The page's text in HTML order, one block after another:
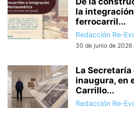
la
ferrocarril...
Redacción Re-
30 de junio de 2026
La
inaugura, en
Carrillo...
Redacción Re-